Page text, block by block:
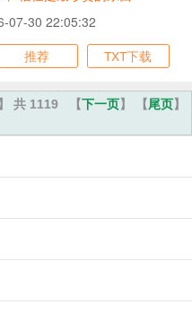
07-30 22:05:32
推荐 TXT下载
【下一页】 【尾页】
共 1119